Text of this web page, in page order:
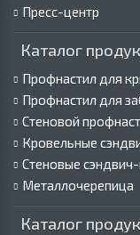
Пресс-центр
Каталог
Профнастил для
Профнастил для
Стеновой
Кровельные
Стеновые
Металлочерепица
Каталог